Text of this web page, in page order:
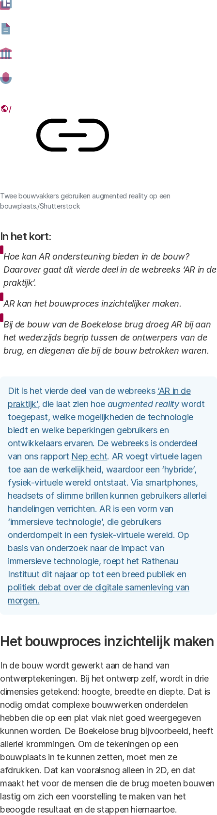
we een voorbeeld: de bouw van de Boekelose brug in
06 NOVEMBER 2020
Twee bouwvakkers gebruiken augmented reality op een
bouwplaats./Shutterstock
In het kort:
Hoe kan AR ondersteuning bieden in de bouw?
Daarover gaat dit vierde deel in de webreeks ‘AR in de
praktijk’.
AR kan het bouwproces inzichtelijker maken.
Bij de bouw van de Boekelose brug droeg AR bij aan
het wederzijds begrip tussen de ontwerpers van de
brug, en diegenen die bij de bouw betrokken waren.
Dit is het vierde deel van de webreeks ‘AR in de
praktijk’, die laat zien hoe augmented realitywordt
toegepast, welke mogelijkheden de technologie
biedt en welke beperkingen gebruikers en
ontwikkelaars ervaren. De webreeks is onderdeel
van ons rapport Nep echt. AR voegt virtuele lagen
toe aan de werkelijkheid, waardoor een ‘hybride’,
fysiek-virtuele wereld ontstaat. Via smartphones,
headsets of slimme brillen kunnen gebruikers allerlei
handelingen verrichten. AR is een vorm van
‘immersieve technologie’, die gebruikers
onderdompelt in een fysiek-virtuele wereld. Op
basis van onderzoek naar de impact van
immersieve technologie, roept het Rathenau
Instituut dit najaar op tot een breed publiek en
politiek debat over de digitale samenleving van
morgen.
Het bouwproces inzichtelijk maken
In de bouw wordt gewerkt aan de hand van
ontwerptekeningen. Bij het ontwerp zelf, wordt in drie
dimensies getekend: hoogte, breedte en diepte. Dat is
nodig omdat complexe bouwwerken onderdelen
hebben die op een plat vlak niet goed weergegeven
kunnen worden. De Boekelose brug bijvoorbeeld, heeft
allerlei krommingen. Om de tekeningen op een
bouwplaats in te kunnen zetten, moet men ze
afdrukken. Dat kan vooralsnog alleen in 2D, en dat
maakt het voor de mensen die de brug moeten bouwen
lastig om zich een voorstelling te maken van het
beoogde resultaat en de stappen hiernaartoe.